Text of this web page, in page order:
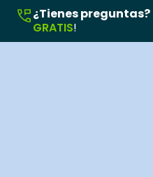
¿Tienes preguntas?
GRATIS!